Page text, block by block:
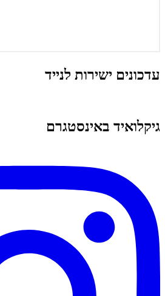
עדכונים ישירות לנייד
גיקלואיד באינסטגרם